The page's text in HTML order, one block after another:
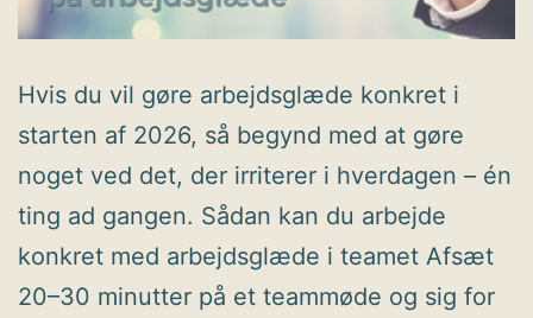
Hvis du vil gøre arbejdsglæde konkret i
starten af 2026, så begynd med at gøre
noget ved det, der irriterer i hverdagen – én
ting ad gangen. Sådan kan du arbejde
konkret med arbejdsglæde i teamet Afsæt
20–30 minutter på et teammøde og sig for